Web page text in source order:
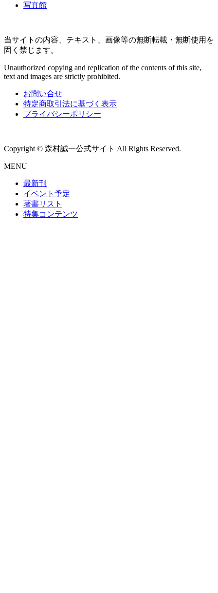
写真館
当サイトの内容、テキスト、画像等の無断転載・無断使用を
固く禁じます。
Unauthorized copying and replication of the contents of this site,
text and images are strictly prohibited.
お問い合せ
特定商取引法に基づく表示
プライバシーポリシー
Copyright © 森村誠一公式サイト All Rights Reserved.
MENU
最新刊
イベント予定
著書リスト
特集コンテンツ